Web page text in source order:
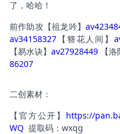
了，哈哈！
前作助攻【祖龙吟】
av34158327 【簪花人间】
【易水诀】 av27928449 【洛
86207
二创素材：
【官方公开】 https://
WQ
  提取码：wxqg